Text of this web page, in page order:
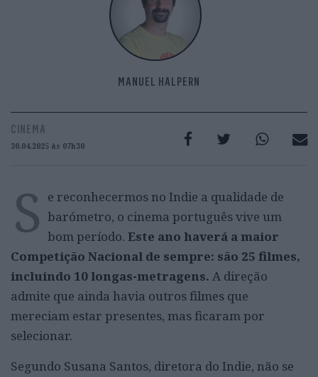
MANUEL HALPERN
CINEMA
30.04.2025 às 07h30
S e reconhecermos no Indie a qualidade de
barómetro, o cinema português vive um
bom período. Este ano haverá a maior
Competição Nacional de sempre: são 25 filmes,
incluindo 10 longas-metragens. A direção
admite que ainda havia outros filmes que
mereciam estar presentes, mas ficaram por
selecionar.
Segundo Susana Santos, diretora do Indie, não se